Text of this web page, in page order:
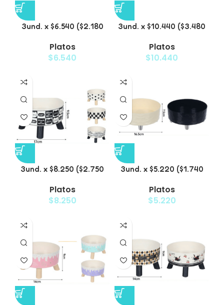
3und. x $6.540 ($2.180
para Mascotas con
Diseño Decorativo
Platos
$6.540
3und. x $10.440 ($3.480
para Mascotas con Bowl
de Acero
Platos
$10.440
3und. x $8.250 ($2.750
para Mascotas con
Diseño de Gatos
Platos
$8.250
3und. x $5.220 ($1.740
para Mascotas
Texturizado
Platos
$5.220